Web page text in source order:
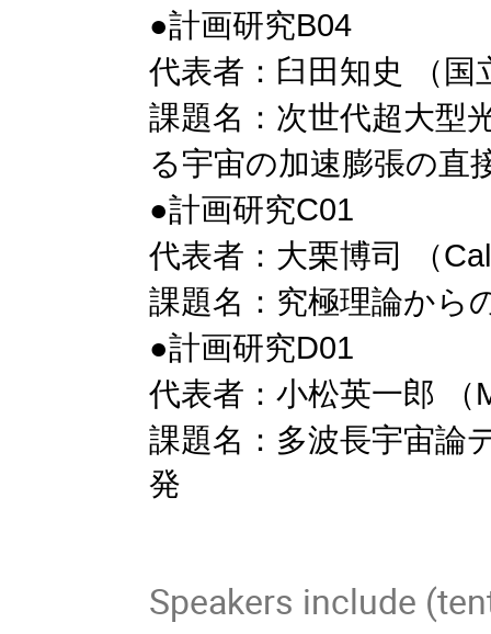
●計画研究B04
代表者：臼田知史 （国
課題名：次世代超大型
る宇宙の加速膨張の直
●計画研究C01
代表者：大栗博司 （
課題名：究極理論から
●計画研究D01
代表者：小松英一郎 （
課題名：多波長宇宙論
発
Speakers include